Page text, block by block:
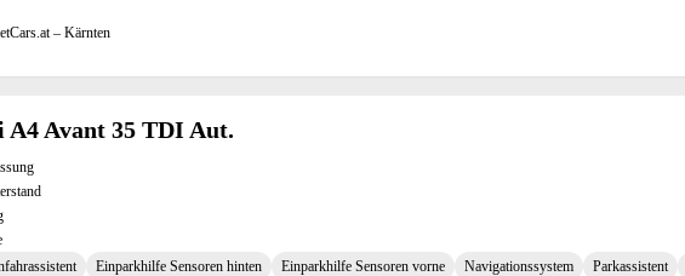
– Kärnten
A4 Avant 35 TDI Aut.
Einparkhilfe Sensoren hinten Einparkhilfe Sensoren vorne Navigationssystem Parkassistent